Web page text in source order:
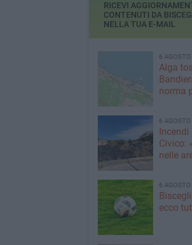
RICEVI
CONTENUTI DA
NELLA TUA E-MAIL
6
Alga
norma
6
Civico:
nelle
6
ecco